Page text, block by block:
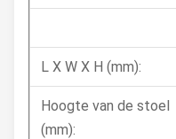
L X W X H (mm):
Hoogte van de stoel
(mm):